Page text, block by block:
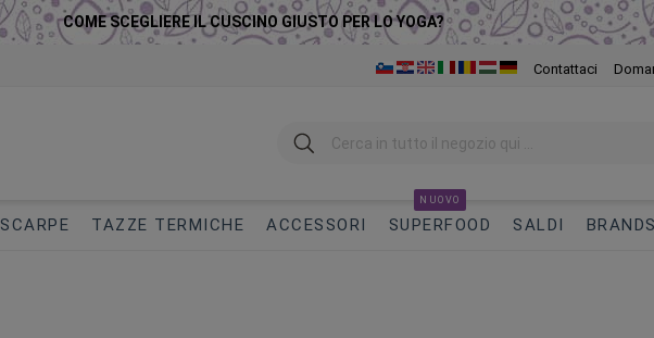
COME SCEGLIERE IL CUSCINO GIUSTO PER LO YOGA?
Contattaci
Ricerca
SCARPE TAZZE TERMICHE ACCESSORI SUPERFOOD
NUOVO
SALDI BRANDS